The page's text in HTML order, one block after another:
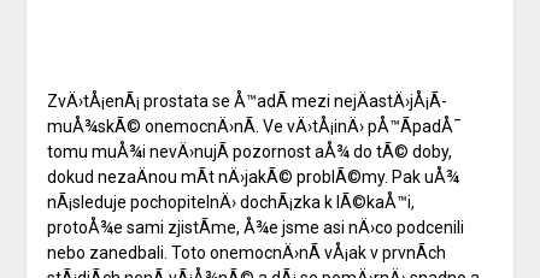
ZvÄ›tÅ¡enÃ¡ prostatase Å™adÃ­ mezi nejÄastÄ›jÅ¡Ã­
muÅ¾skÃ© onemocnÄ›nÃ­. Ve vÄ›tÅ¡inÄ› pÅ™Ã­padÅ¯
tomu muÅ¾i nevÄ›nujÃ­ pozornost aÅ¾ do tÃ© doby,
dokud nezaÄnou mÃ­t nÄ›jakÃ© problÃ©my. Pak uÅ¾
nÃ¡sleduje pochopitelnÄ› dochÃ¡zka k lÃ©kaÅ™i,
protoÅ¾e sami zjistÃ­me, Å¾e jsme asi nÄ›co podcenili
nebo zanedbali. Toto onemocnÄ›nÃ­ vÅ¡ak v prvnÃ­ch